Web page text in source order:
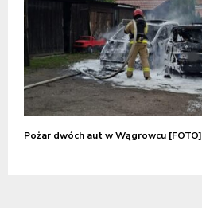
Pożar dwóch aut w Wągrowcu [FOTO]